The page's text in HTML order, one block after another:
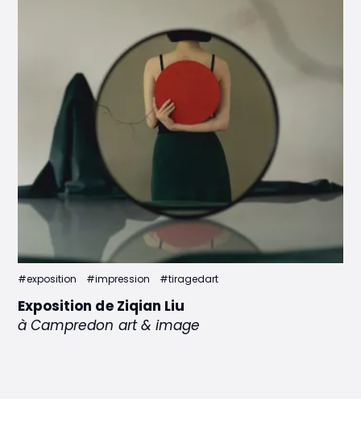
#exposition #impression #tiragedart
Exposition de Ziqian Liu
à Campredon art & image